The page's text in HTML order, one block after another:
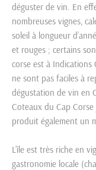
déguster de vin. En
nombreuses vignes,
soleil à longueur
et rouges ; certains
corse est à Indications
ne sont pas faciles à
dégustation de vin en
Coteaux du Cap Corse
produit également un
L’île est très riche en
gastronomie locale